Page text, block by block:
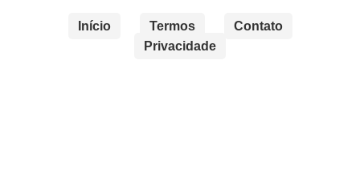
Início Termos
Contato
Privacidade